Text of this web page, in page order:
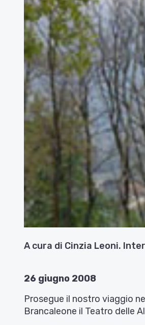
A cura di Cinzia Leoni.
26 giugno 2008
Prosegue il nostro viaggio
Brancaleone il Teatro delle